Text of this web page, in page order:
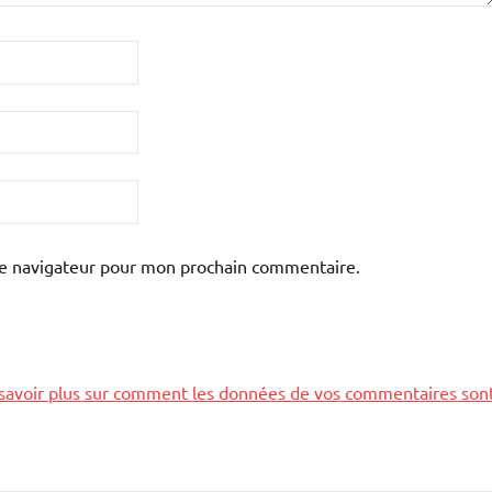
pour mon prochain commentaire.
plus sur comment les données de vos commentaires